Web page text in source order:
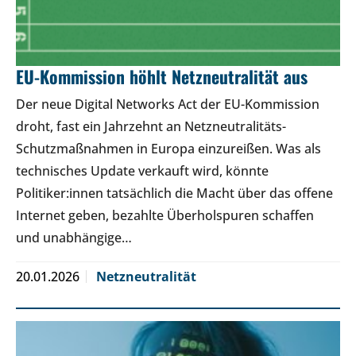
EU-Kommission höhlt Netzneutralität aus
Der neue Digital Networks Act der EU-Kommission
droht, fast ein Jahrzehnt an Netzneutralitäts-
Schutzmaßnahmen in Europa einzureißen. Was als
technisches Update verkauft wird, könnte
Politiker:innen tatsächlich die Macht über das offene
Internet geben, bezahlte Überholspuren schaffen
und unabhängige…
20.01.2026 Netzneutralität